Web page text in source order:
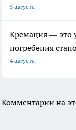
5 августа
Кремация — это
погребения
4 августа
Комментарии на